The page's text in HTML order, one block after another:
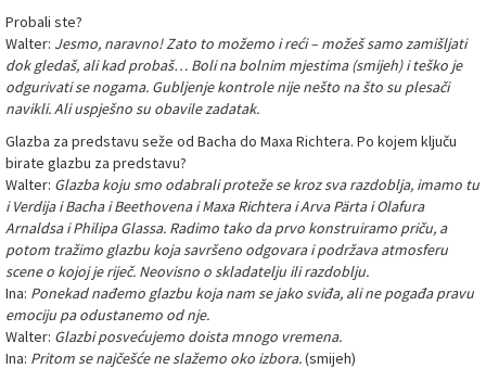
Probali ste?
Walter: Jesmo, naravno! Zato to možemo i reći – možeš samo zamišljati
dok gledaš, ali kad probaš… Boli na bolnim mjestima (smijeh) i teško je
odgurivati se nogama. Gubljenje kontrole nije nešto na što su plesači
navikli. Ali uspješno su obavile zadatak.
Glazba za predstavu seže od Bacha do Maxa Richtera. Po kojem ključu
birate glazbu za predstavu?
Walter: Glazba koju smo odabrali proteže se kroz sva razdoblja, imamo tu
i Verdija i Bacha i Beethovena i Maxa Richtera i Arva Pärta i Olafura
Arnaldsa i Philipa Glassa. Radimo tako da prvo konstruiramo priču, a
potom tražimo glazbu koja savršeno odgovara i podržava atmosferu
scene o kojoj je riječ. Neovisno o skladatelju ili razdoblju.
Ina: Ponekad nađemo glazbu koja nam se jako sviđa, ali ne pogađa pravu
emociju pa odustanemo od nje.
Walter: Glazbi posvećujemo doista mnogo vremena.
Ina: Pritom se najčešće ne slažemo oko izbora.(smijeh)